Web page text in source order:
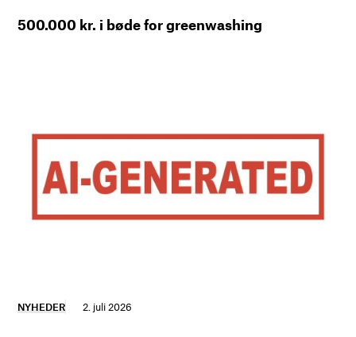
500.000 kr. i bøde for greenwashing
NYHEDER 2. juli 2026